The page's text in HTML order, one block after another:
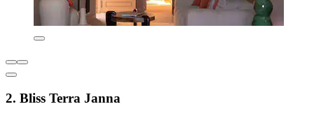
2. Bliss Terra Janna